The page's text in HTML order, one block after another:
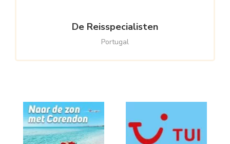
De Reisspecialisten
Portugal